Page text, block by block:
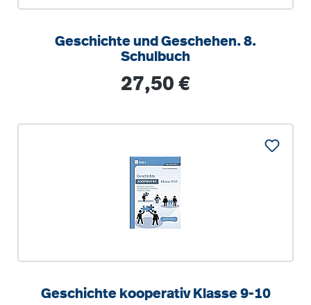
Geschichte und Geschehen. 8.
Schulbuch
Regulärer Preis:
27,50 €
Geschichte kooperativ Klasse 9-10